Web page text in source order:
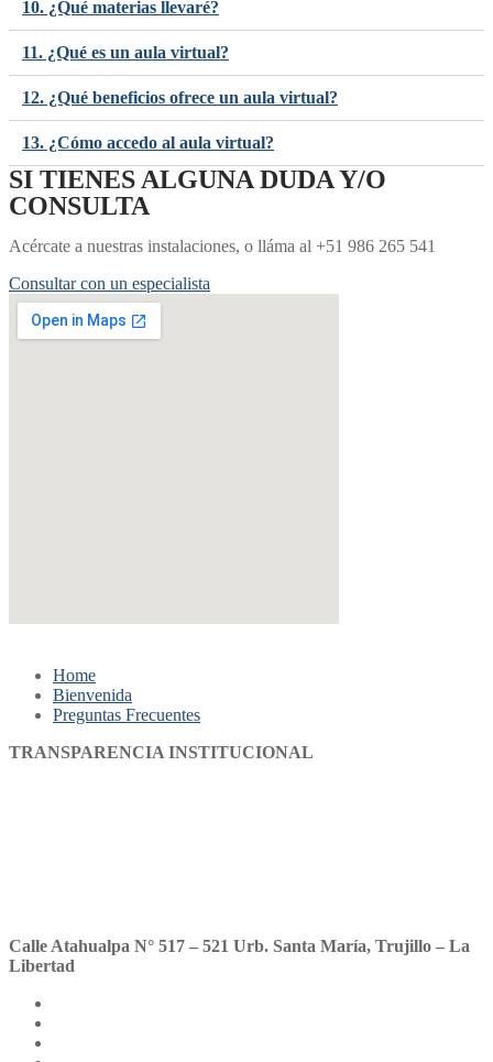
10. ¿Qué materias llevaré?
11. ¿Qué es un aula virtual?
12. ¿Qué beneficios ofrece un aula virtual?
13. ¿Cómo accedo al aula virtual?
SI TIENES ALGUNA DUDA Y/O
CONSULTA
Acércate a nuestras instalaciones, o lláma al +51 986 265 541
Consultar con un especialista
Home
Bienvenida
Preguntas Frecuentes
TRANSPARENCIA INSTITUCIONAL
Calle Atahualpa N° 517 – 521 Urb. Santa María, Trujillo – La
Libertad